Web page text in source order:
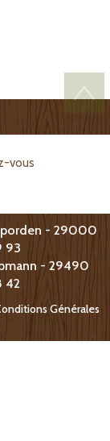
vous
- 29000
93
- 29490
42
Générales